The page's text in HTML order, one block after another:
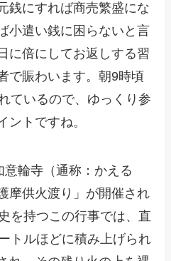
銭にすれば商売繁盛にな
小遣い銭に困らないと言
に倍にしてお返しする習
で賑わいます。朝9時頃
ているので、ゆっくり参
ントですね。
輪寺（通称：かえる
摩供火渡り」が開催され
を持つこの行事では、直
トルほどに積み上げられ